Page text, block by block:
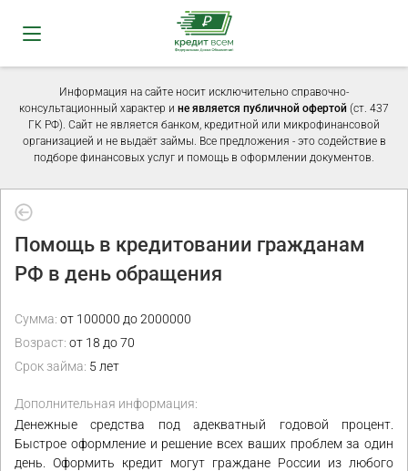
Информация на сайте носит исключительно справочно-
консультационный характер и не является публичной офертой (ст. 437
ГК РФ). Сайт не является банком, кредитной или микрофинансовой
организацией и не выдаёт займы. Все предложения - это содействие в
подборе финансовых услуг и помощь в оформлении документов.
Помощь в кредитовании гражданам
РФ в день обращения
Сумма: от 100000 до 2000000
Возраст: от 18 до 70
Срок займа: 5 лет
Дополнительная информация:
Денежные средства под адекватный годовой процент.
Быстрое оформление и решение всех ваших проблем за один
день. Оформить кредит могут граждане России из любого